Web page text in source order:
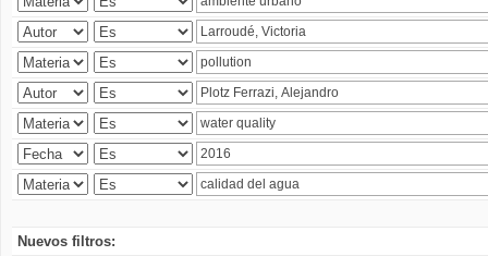
Nuevos filtros: